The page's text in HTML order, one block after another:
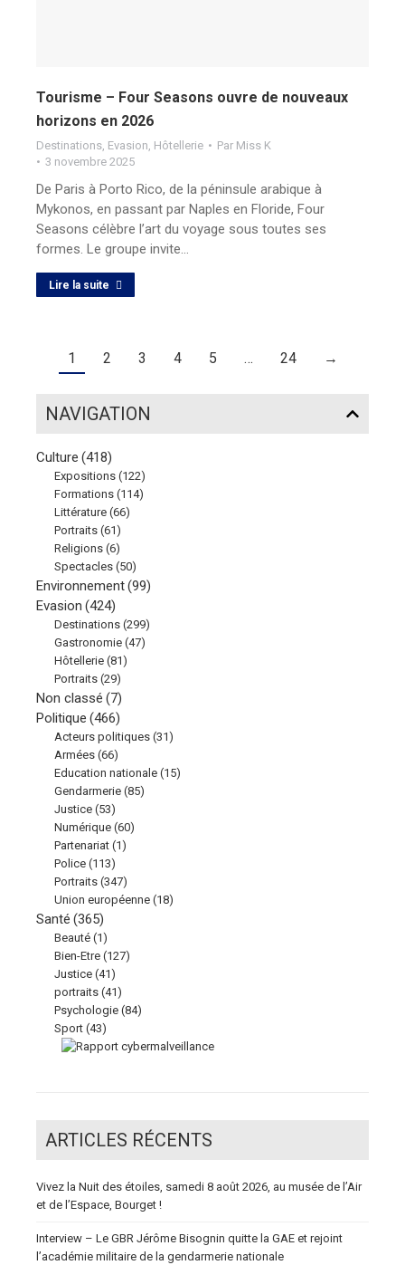
Tourisme – Four Seasons ouvre de nouveaux
horizons en 2026
Destinations, Evasion, Hôtellerie Par Miss K
3 novembre 2025
De Paris à Porto Rico, de la péninsule arabique à
Mykonos, en passant par Naples en Floride, Four
Seasons célèbre l’art du voyage sous toutes ses
formes. Le groupe invite…
Lire la suite
1 2 3 4 5 … 24 →
NAVIGATION
Culture (418)
Expositions (122)
Formations (114)
Littérature (66)
Portraits (61)
Religions (6)
Spectacles (50)
Environnement(99)
Evasion (424)
Destinations (299)
Gastronomie (47)
Hôtellerie (81)
Portraits (29)
Non classé (7)
Politique (466)
Acteurs politiques (31)
Armées (66)
Education nationale (15)
Gendarmerie (85)
Justice (53)
Numérique (60)
Partenariat (1)
Police (113)
Portraits (347)
Union européenne (18)
Santé (365)
Beauté (1)
Bien-Etre (127)
Justice (41)
portraits (41)
Psychologie (84)
Sport (43)
ARTICLES RÉCENTS
Vivez la Nuit des étoiles, samedi 8 août 2026, au musée de l’Air
et de l’Espace, Bourget !
Interview – Le GBR Jérôme Bisognin quitte la GAE et rejoint
l’académie militaire de la gendarmerie nationale